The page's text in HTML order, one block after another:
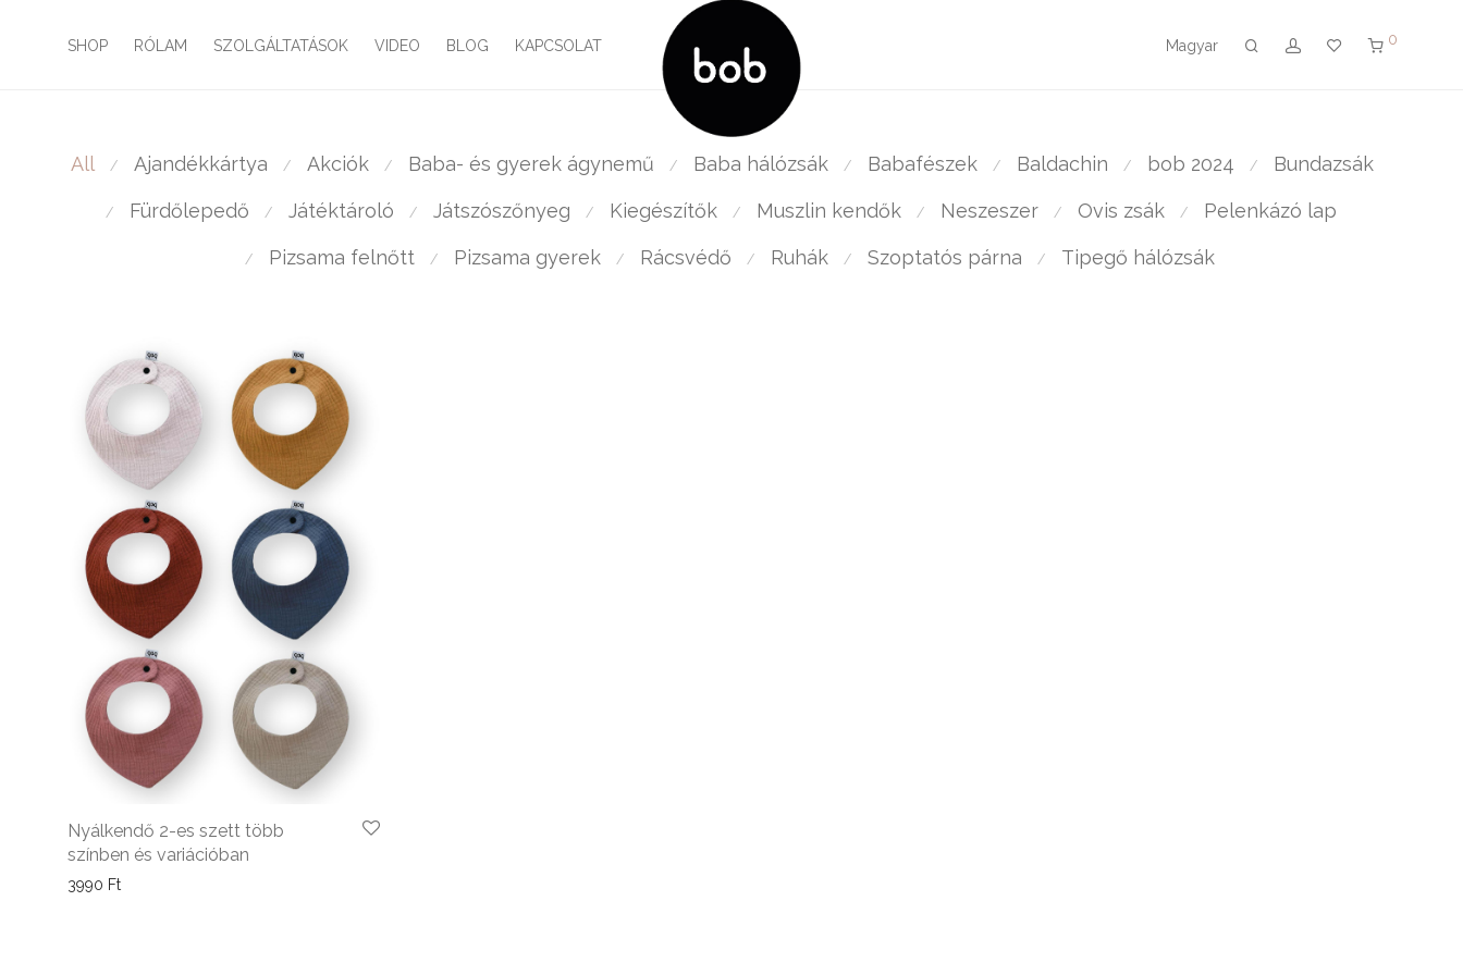
SHOP RÓLAM SZOLGÁLTATÁSOK VIDEO BLOG KAPCSOLAT Magyar 0
All ⁄ Ajandékkártya ⁄ Akciók ⁄ Baba- és gyerek ágynemű ⁄ Baba hálózsák ⁄ Babafészek ⁄ Baldachin ⁄ bob 2024 ⁄ Bundazsák
⁄ Fürdőlepedő ⁄ Játéktároló ⁄ Játszószőnyeg ⁄ Kiegészítők ⁄ Muszlin kendők ⁄ Neszeszer ⁄ Ovis zsák ⁄ Pelenkázó lap
⁄ Pizsama felnőtt ⁄ Pizsama gyerek ⁄ Rácsvédő ⁄ Ruhák ⁄ Szoptatós párna ⁄ Tipegő hálózsák
Nyálkendő 2-es szett több
színben és variációban
3990 Ft